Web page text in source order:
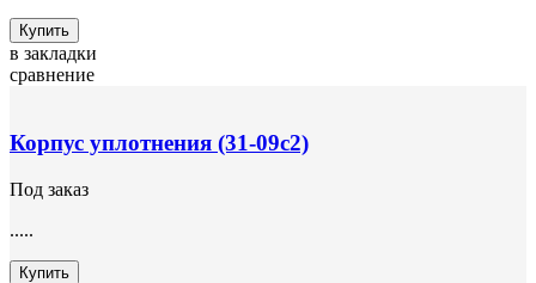
Купить
в закладки
сравнение
Корпус уплотнения (31-09с2)
Под заказ
.....
Купить